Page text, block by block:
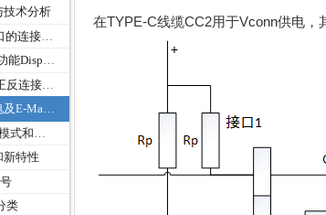
技术分析
USB TYPE-C连接的扩展功能DisplayPort模式和与扩展坞
TYPE-C线缆的Vconn供电及E-Marker
新特性
类
在TYPE-C线缆CC2用于Vconn供电，